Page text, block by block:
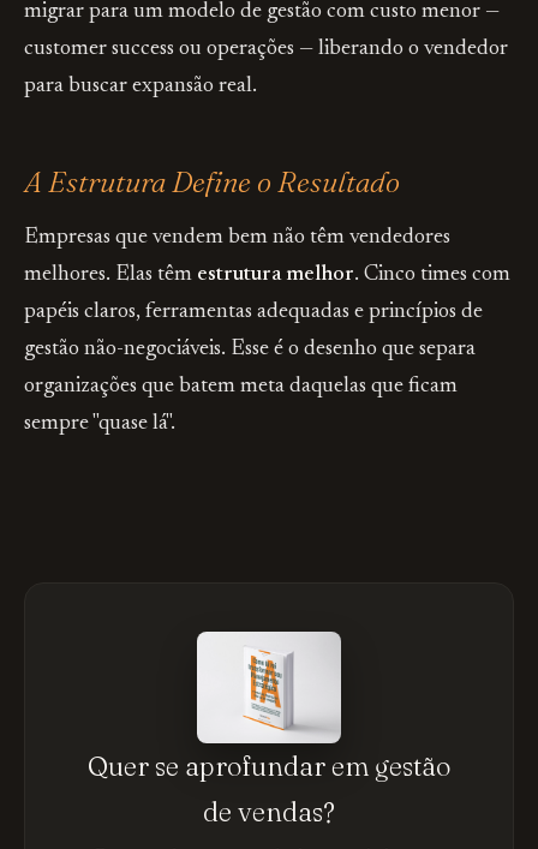
migrar para um modelo de gestão com custo menor —
customer success ou operações — liberando o vendedor
para buscar expansão real.
A Estrutura Define o Resultado
Empresas que vendem bem não têm vendedores
melhores. Elas têm estrutura melhor. Cinco times com
papéis claros, ferramentas adequadas e princípios de
gestão não-negociáveis. Esse é o desenho que separa
organizações que batem meta daquelas que ficam
sempre "quase lá".
Quer se aprofundar em gestão
de vendas?